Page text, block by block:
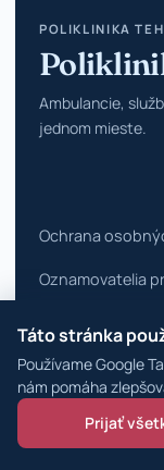
Táto stránka
Používame Google
nám pomáha
Prijať
POLIKLINIKA
Ambulancie,
jednom mieste.
Ochrana
Oznamovatelia
Vyhlásenie o
Zmeniť
© 2026 Poliklinika